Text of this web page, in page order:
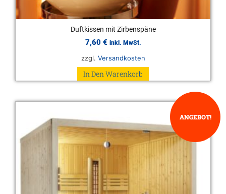
Duftkissen mit Zirbenspäne
7,60 € inkl. MwSt.
zzgl. Versandkosten
In Den Warenkorb
ANGEBOT!